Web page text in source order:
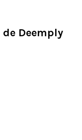
de Deemply